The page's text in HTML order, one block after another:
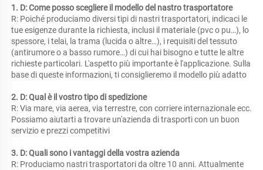
1. D: Come posso scegliere il modello del nastro trasportatore
R: Poiché produciamo diversi tipi di nastri trasportatori, indicaci le
tue esigenze durante la richiesta, inclusi il materiale (pvc o pu…), lo
spessore, i telai, la trama (lucida o altre…), i requisiti del tessuto
(antirumore o a basso rumore…) di cui hai bisogno e tutte le altre
richieste particolari. L'aspetto più importante è l'applicazione. Sulla
base di queste informazioni, ti consiglieremo il modello più adatto
2. D: Qual è il vostro tipo di spedizione
R: Via mare, via aerea, via terrestre, con corriere internazionale ecc.
Possiamo aiutarti a trovare un'azienda di trasporti con un buon
servizio e prezzi competitivi
3. D: Quali sono i vantaggi della vostra azienda
R: Produciamo nastri trasportatori da oltre 10 anni. Attualmente